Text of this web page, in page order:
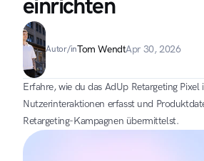
einrichten
Autor/inTom WendtApr 30, 2026
Erfahre, wie du das AdUp Retargeting Pixel
Nutzerinteraktionen erfasst und
Retargeting-Kampagnen übermittelst.